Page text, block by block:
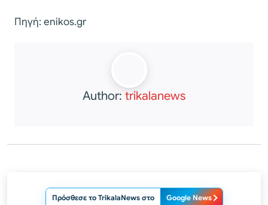
Πηγή: enikos.gr
Author: trikalanews
Πρόσθεσε το TrikalaNews στο Google News